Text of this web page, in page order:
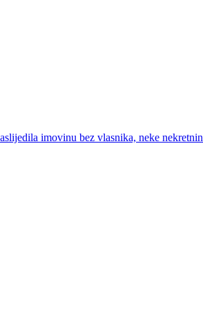
imovinu bez vlasnika, neke